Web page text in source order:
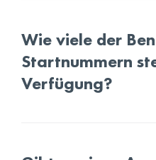
Wie viele der
Startnummern
Verfügung?